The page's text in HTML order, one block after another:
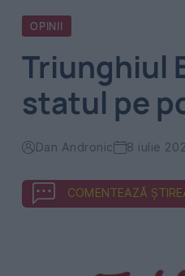
OPINII
Triunghiul
statul pe
Dan Andronic 8 iulie
COMENTEAZĂ